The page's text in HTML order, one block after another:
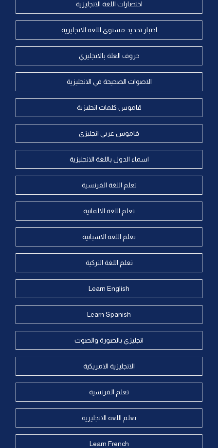
اختصارات اللغة الانجليزية
اختبار تحديد مستوى اللغة الانجليزية
حروف العلة بالانجليزي
الاصوات الصحيحة في الانجليزية
قاموس كلمات انجليزية
قاموس عربي انجليزي
اسماء الدول باللغة الانجليزية
تعلم اللغة الفرنسية
تعلم اللغة الالمانية
تعلم اللغة الاسبانية
تعلم اللغة التركية
Learn English
Learn Spanish
انجليزي بالصورة والصوت
الانجليزية الامريكية
تعلم الفرنسية
تعلم اللغة الانجليزية
Learn French